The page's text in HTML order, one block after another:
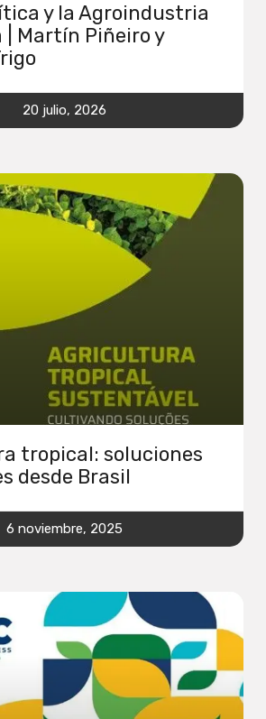
y la Agroindustria
Martín Piñeiro y
20 julio, 2026
tropical: soluciones
desde Brasil
6 noviembre, 2025